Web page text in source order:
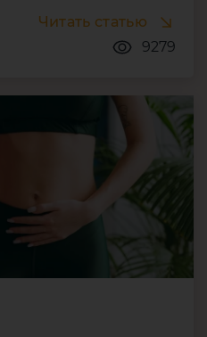
Читать статью
9279